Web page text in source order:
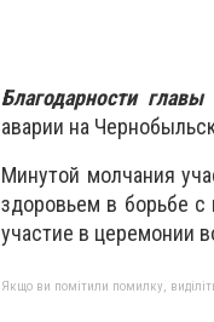
Благодарности
аварии на
Минутой молчания
здоровьем в борьбе
участие в церемонии
Якщо ви помітили помилку,